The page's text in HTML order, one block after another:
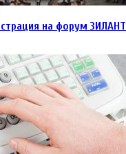
на форум ЗИЛАНТ